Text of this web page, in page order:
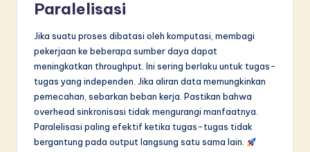
Paralelisasi
Jika suatu proses dibatasi oleh komputasi, membagi
pekerjaan ke beberapa sumber daya dapat
meningkatkan throughput. Ini sering berlaku untuk tugas-
tugas yang independen. Jika aliran data memungkinkan
pemecahan, sebarkan beban kerja. Pastikan bahwa
overhead sinkronisasi tidak mengurangi manfaatnya.
Paralelisasi paling efektif ketika tugas-tugas tidak
bergantung pada output langsung satu sama lain.